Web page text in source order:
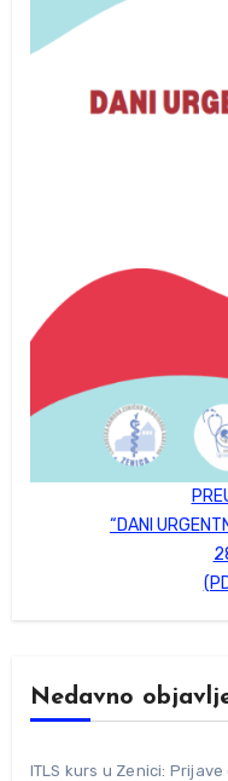
“DANI
Nedavno
ITLS kurs u Zenici: